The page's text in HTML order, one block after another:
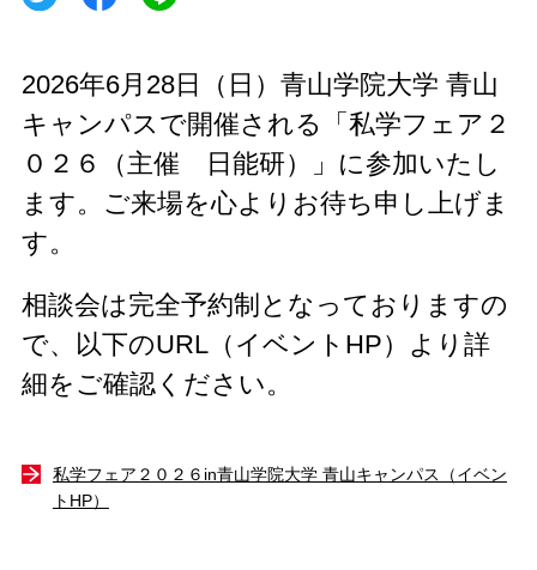
2026年6月28日（日）青山学院大学 青山
キャンパスで開催される「私学フェア２
０２６（主催 日能研）」に参加いたし
ます。ご来場を心よりお待ち申し上げま
す。
相談会は完全予約制となっておりますの
で、以下のURL（イベントHP）より詳
細をご確認ください。
私学フェア２０２６in青山学院大学 青山キャンパス（イベン
トHP）